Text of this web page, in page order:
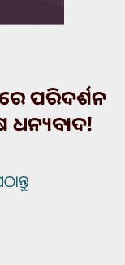
ପରିଦର୍ଶନ
ଧନ୍ୟବାଦ!